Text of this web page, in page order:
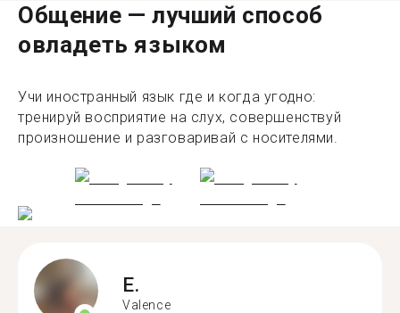
Общение — лучший способ
овладеть языком
Учи иностранный язык где и когда угодно:
тренируй восприятие на слух, совершенствуй
произношение и разговаривай с носителями.
E.
Valence